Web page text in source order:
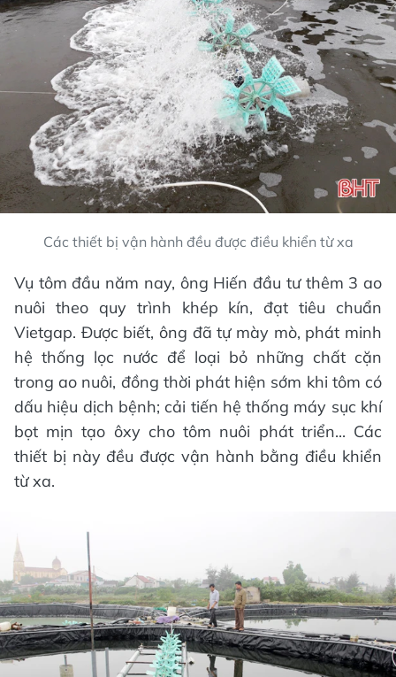
Các thiết bị vận hành đều được điều khiển từ xa
Vụ tôm đầu năm nay, ông Hiến đầu tư thêm 3 ao
nuôi theo quy trình khép kín, đạt tiêu chuẩn
Vietgap. Được biết, ông đã tự mày mò, phát minh
hệ thống lọc nước để loại bỏ những chất cặn
trong ao nuôi, đồng thời phát hiện sớm khi tôm có
dấu hiệu dịch bệnh; cải tiến hệ thống máy sục khí
bọt mịn tạo ôxy cho tôm nuôi phát triển... Các
thiết bị này đều được vận hành bằng điều khiển
từ xa.